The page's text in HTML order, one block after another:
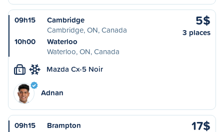
09h15
Cambridge
Cambridge, ON, Canada
10h00
Waterloo
Waterloo, ON, Canada
5$
3 places
L Mazda Cx-5 Noir
Adnan
09h15
Brampton
17$